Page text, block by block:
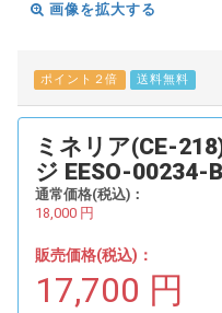
画像を拡大する
ポイント２倍 送料無料
ミネリア(CE-
ジ EESO-00234-
通常価格(税込)：
18,000 円
販売価格(税込)：
17,700 円